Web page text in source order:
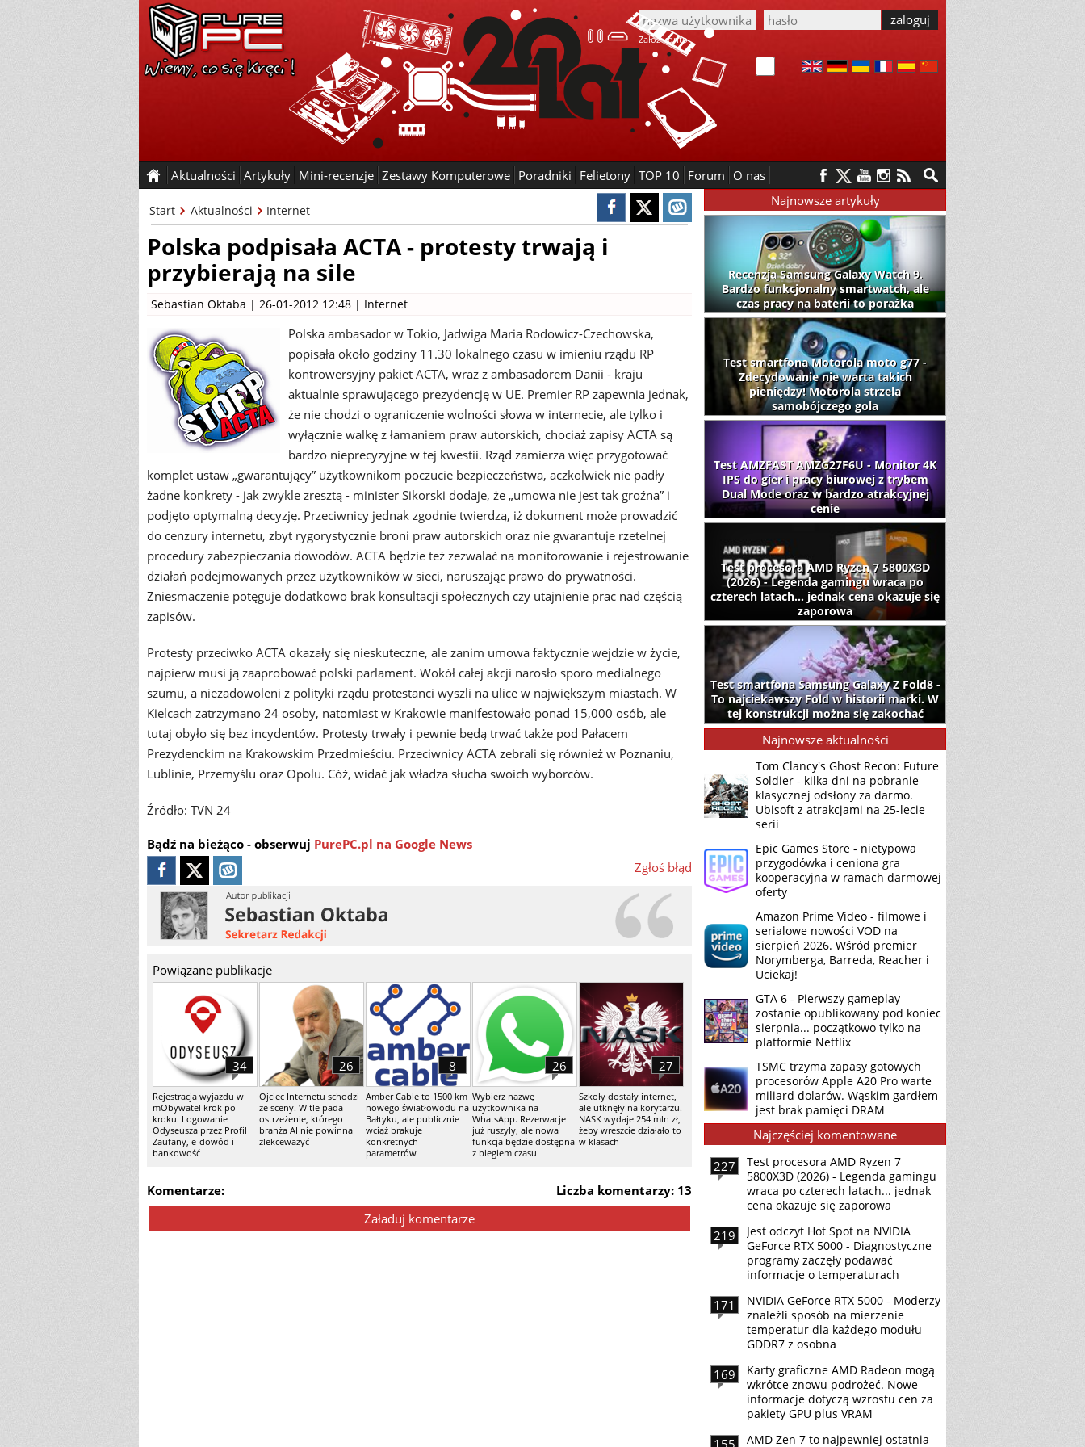
Załóż konto
Aktualności Artykuły Mini-recenzje Zestawy Komputerowe Poradniki Felietony TOP 10 Forum O nas
Start Aktualności Internet
Polska podpisała ACTA - protesty trwają i
przybierają na sile
Sebastian Oktaba | 26-01-2012 12:48 | Internet
Polska ambasador w Tokio, Jadwiga Maria Rodowicz-Czechowska,
popisała około godziny 11.30 lokalnego czasu w imieniu rządu RP
kontrowersyjny pakiet ACTA, wraz z ambasadorem Danii - kraju
aktualnie sprawującego prezydencję w UE. Premier RP zapewnia jednak,
że nie chodzi o ograniczenie wolności słowa w internecie, ale tylko i
wyłącznie walkę z łamaniem praw autorskich, chociaż zapisy ACTA są
bardzo nieprecyzyjne w tej kwestii. Rząd zamierza więc przygotować
komplet ustaw „gwarantujący” użytkownikom poczucie bezpieczeństwa, aczkolwiek nie padły
żadne konkrety - jak zwykle zresztą - minister Sikorski dodaje, że „umowa nie jest tak groźna” i
podjęto optymalną decyzję. Przeciwnicy jednak zgodnie twierdzą, iż dokument może prowadzić
do cenzury internetu, zbyt rygorystycznie broni praw autorskich oraz nie gwarantuje rzetelnej
procedury zabezpieczania dowodów. ACTA będzie też zezwalać na monitorowanie i rejestrowanie
działań podejmowanych przez użytkowników w sieci, naruszając prawo do prywatności.
Zniesmaczenie potęguje dodatkowo brak konsultacji społecznych czy utajnienie prac nad częścią
zapisów.
Protesty przeciwko ACTA okazały się nieskuteczne, ale zanim umowa faktycznie wejdzie w życie,
najpierw musi ją zaaprobować polski parlament. Wokół całej akcji narosło sporo medialnego
szumu, a niezadowoleni z polityki rządu protestanci wyszli na ulice w największym miastach. W
Kielcach zatrzymano 24 osoby, natomiast w Krakowie manifestowało ponad 15,000 osób, ale
tutaj obyło się bez incydentów. Protesty trwały i pewnie będą trwać także pod Pałacem
Prezydenckim na Krakowskim Przedmieściu. Przeciwnicy ACTA zebrali się również w Poznaniu,
Lublinie, Przemyślu oraz Opolu. Cóż, widać jak władza słucha swoich wyborców.
Źródło: TVN 24
Bądź na bieżąco - obserwuj PurePC.pl na Google News
Zgłoś błąd
Powiązane publikacje
Rejestracja wyjazdu w
mObywatel krok po
kroku. Logowanie
Odyseusza przez Profil
Zaufany, e-dowód i
bankowość
34
Ojciec Internetu schodzi
ze sceny. W tle pada
ostrzeżenie, którego
branża AI nie powinna
zlekceważyć
26
Amber Cable to 1500 km
nowego światłowodu na
Bałtyku, ale publicznie
wciąż brakuje
konkretnych
parametrów
8
Wybierz nazwę
użytkownika na
WhatsApp. Rezerwacje
już ruszyły, ale nowa
funkcja będzie dostępna
z biegiem czasu
26
Szkoły dostały internet,
ale utknęły na korytarzu.
NASK wydaje 254 mln zł,
żeby wreszcie działało to
w klasach
27
Liczba komentarzy: 13
Komentarze:
Załaduj komentarze
Najnowsze artykuły
Recenzja Samsung Galaxy Watch 9.
Bardzo funkcjonalny smartwatch, ale
czas pracy na baterii to porażka
Test smartfona Motorola moto g77 -
Zdecydowanie nie warta takich
pieniędzy! Motorola strzela
samobójczego gola
Test AMZFAST AMZG27F6U - Monitor 4K
IPS do gier i pracy biurowej z trybem
Dual Mode oraz w bardzo atrakcyjnej
cenie
Test procesora AMD Ryzen 7 5800X3D
(2026) - Legenda gamingu wraca po
czterech latach... jednak cena okazuje się
zaporowa
Test smartfona Samsung Galaxy Z Fold8 -
To najciekawszy Fold w historii marki. W
tej konstrukcji można się zakochać
Najnowsze aktualności
Tom Clancy's Ghost Recon: Future
Soldier - kilka dni na pobranie
klasycznej odsłony za darmo.
Ubisoft z atrakcjami na 25-lecie
serii
Epic Games Store - nietypowa
przygodówka i ceniona gra
kooperacyjna w ramach darmowej
oferty
Amazon Prime Video - filmowe i
serialowe nowości VOD na
sierpień 2026. Wśród premier
Norymberga, Barreda, Reacher i
Uciekaj!
GTA 6 - Pierwszy gameplay
zostanie opublikowany pod koniec
sierpnia... początkowo tylko na
platformie Netflix
TSMC trzyma zapasy gotowych
procesorów Apple A20 Pro warte
miliard dolarów. Wąskim gardłem
jest brak pamięci DRAM
Najczęściej komentowane
227
Test procesora AMD Ryzen 7
5800X3D (2026) - Legenda gamingu
wraca po czterech latach... jednak
cena okazuje się zaporowa
219
Jest odczyt Hot Spot na NVIDIA
GeForce RTX 5000 - Diagnostyczne
programy zaczęły podawać
informacje o temperaturach
171
NVIDIA GeForce RTX 5000 - Moderzy
znaleźli sposób na mierzenie
temperatur dla każdego modułu
GDDR7 z osobna
169
Karty graficzne AMD Radeon mogą
wkrótce znowu podrożeć. Nowe
informacje dotyczą wzrostu cen za
pakiety GPU plus VRAM
155
AMD Zen 7 to najpewniej ostatnia